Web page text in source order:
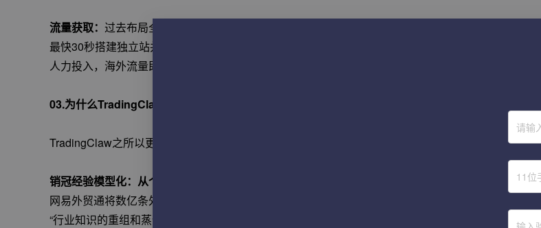
流量获取： 过去布局全网营销极其笨重，养团队、找开发、做设计、拼运营缺一不可。现在交给建站
最快30秒搭建独立站并同步完成高阶SEO；社媒Agent则全天候自主创作本土化内容并矩阵群发。无需
人力投入，海外流量即可实现轻量化配置。
03.为什么TradingClaw懂外贸？
TradingClaw之所以更懂外贸业务场景，基于网易深厚的数据底座和网易外贸通积累的行业知识沉淀：
销冠经验模型化：从个体智慧到标准生产力
网易外贸通将数亿条外贸记录、销冠实战策略、以及复杂的供应链逻辑，封装进多智能体集群中。这
“行业知识的重组和蒸馏”。它打破了外贸销售经验的孤岛效应，让每一位普通外贸员都能“站在巨人的肩
请输